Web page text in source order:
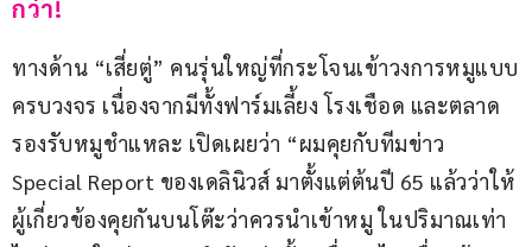
กว่า!
ทางด้าน “เสี่ยตู่” คนรุ่นใหญ่ที่กระโจนเข้าวงการหมูแบบ
ครบวงจร เนื่องจากมีทั้งฟาร์มเลี้ยง โรงเชือด และตลาด
รองรับหมูชำแหละ เปิดเผยว่า “ผมคุยกับทีมข่าว
Special Report ของเดลินิวส์ มาตั้งแต่ต้นปี 65 แล้วว่าให้
ผู้เกี่ยวข้องคุยกันบนโต๊ะว่าควรนำเข้าหมู ในปริมาณเท่า